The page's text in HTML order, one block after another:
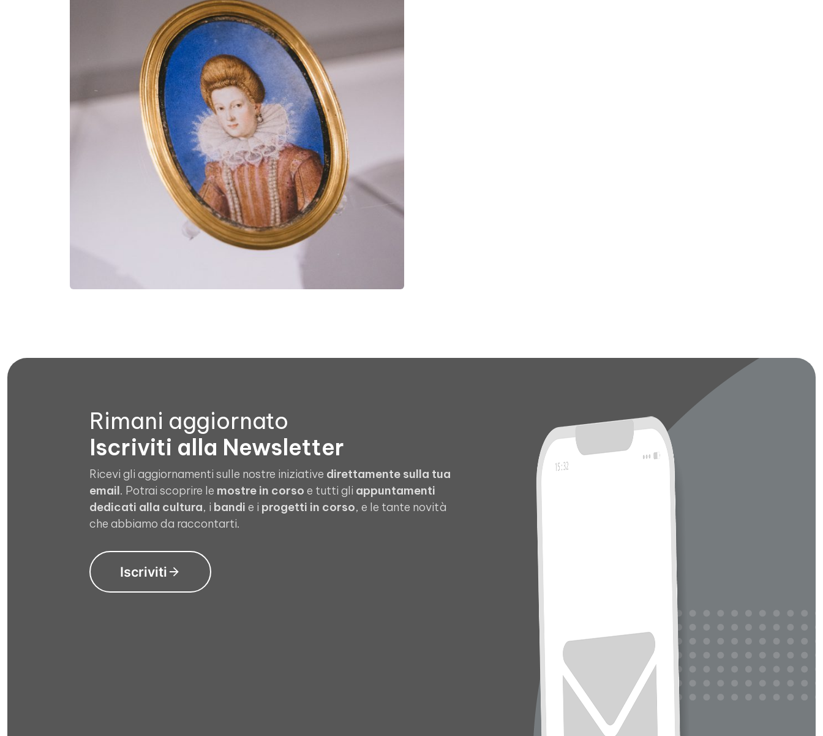
Rimani aggiornato
Iscriviti alla Newsletter
Ricevi gli aggiornamenti sulle nostre iniziative direttamente sulla tua
email. Potrai scoprire le mostre in corso e tutti gli appuntamenti
dedicati alla cultura, i bandi e i progetti in corso, e le tante novità
che abbiamo da raccontarti.
Iscriviti